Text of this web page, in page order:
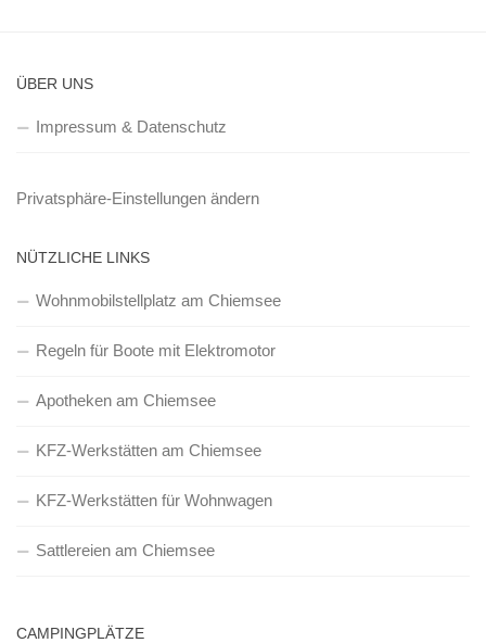
ÜBER UNS
Impressum & Datenschutz
Privatsphäre-Einstellungen ändern
NÜTZLICHE LINKS
Wohnmobilstellplatz am Chiemsee
Regeln für Boote mit Elektromotor
Apotheken am Chiemsee
KFZ-Werkstätten am Chiemsee
KFZ-Werkstätten für Wohnwagen
Sattlereien am Chiemsee
CAMPINGPLÄTZE